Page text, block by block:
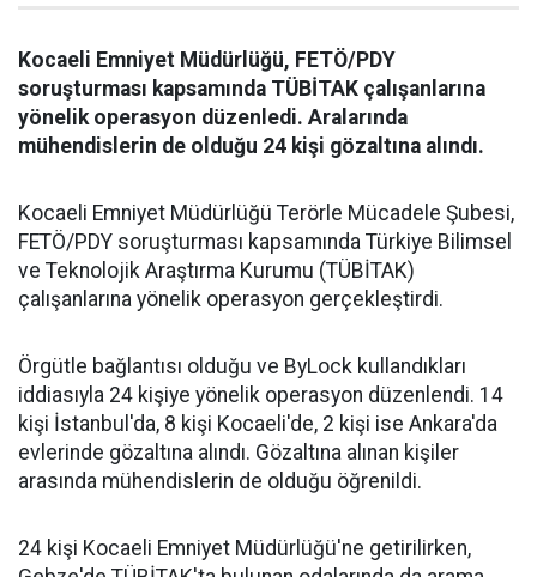
Kocaeli Emniyet Müdürlüğü, FETÖ/PDY
soruşturması kapsamında TÜBİTAK çalışanlarına
yönelik operasyon düzenledi. Aralarında
mühendislerin de olduğu 24 kişi gözaltına alındı.
Kocaeli Emniyet Müdürlüğü Terörle Mücadele Şubesi,
FETÖ/PDY soruşturması kapsamında Türkiye Bilimsel
ve Teknolojik Araştırma Kurumu (TÜBİTAK)
çalışanlarına yönelik operasyon gerçekleştirdi.
Örgütle bağlantısı olduğu ve ByLock kullandıkları
iddiasıyla 24 kişiye yönelik operasyon düzenlendi. 14
kişi İstanbul'da, 8 kişi Kocaeli'de, 2 kişi ise Ankara'da
evlerinde gözaltına alındı. Gözaltına alınan kişiler
arasında mühendislerin de olduğu öğrenildi.
24 kişi Kocaeli Emniyet Müdürlüğü'ne getirilirken,